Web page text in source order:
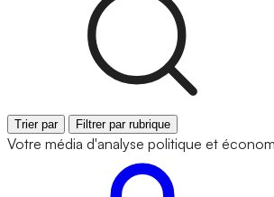
Trier par Filtrer par rubrique
Votre média d'analyse politique et